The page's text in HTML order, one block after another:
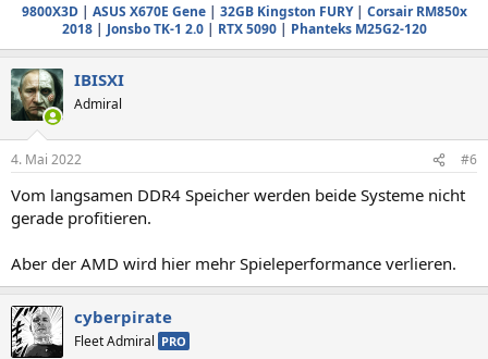
9800X3D| ASUS X670E Gene| 32GB Kingston FURY| Corsair RM850x
2018| Jonsbo TK-1 2.0| RTX 5090| Phanteks M25G2-120
IBISXI
Admiral
4. Mai 2022 #6
Vom langsamen DDR4 Speicher werden beide Systeme nicht
gerade profitieren.
Aber der AMD wird hier mehr Spieleperformance verlieren.
cyberpirate
Fleet Admiral PRO